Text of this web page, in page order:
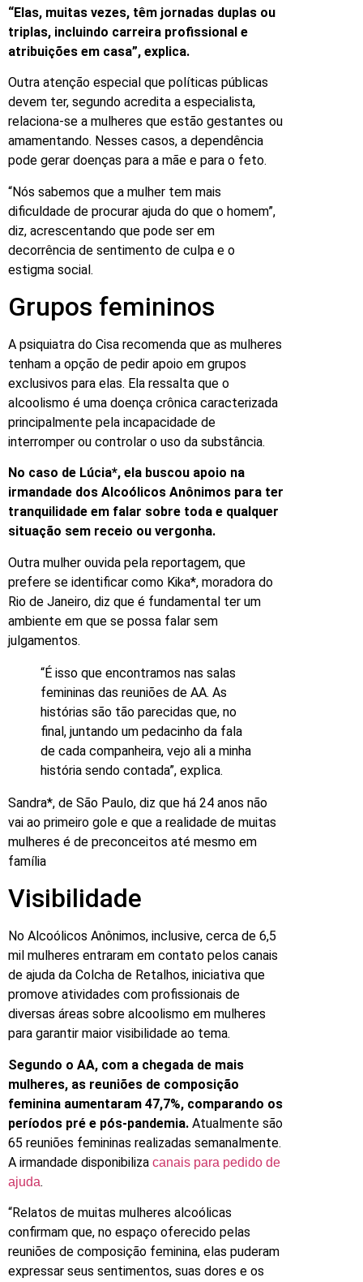
“Elas, muitas vezes, têm jornadas duplas ou
triplas, incluindo carreira profissional e
atribuições em casa”, explica.
Outra atenção especial que políticas públicas
devem ter, segundo acredita a especialista,
relaciona-se a mulheres que estão gestantes ou
amamentando. Nesses casos, a dependência
pode gerar doenças para a mãe e para o feto.
“Nós sabemos que a mulher tem mais
dificuldade de procurar ajuda do que o homem”,
diz, acrescentando que pode ser em
decorrência de sentimento de culpa e o
estigma social.
Grupos femininos
A psiquiatra do Cisa recomenda que as mulheres
tenham a opção de pedir apoio em grupos
exclusivos para elas. Ela ressalta que o
alcoolismo é uma doença crônica caracterizada
principalmente pela incapacidade de
interromper ou controlar o uso da substância.
No caso de Lúcia*, ela buscou apoio na
irmandade dos Alcoólicos Anônimos para ter
tranquilidade em falar sobre toda e qualquer
situação sem receio ou vergonha.
Outra mulher ouvida pela reportagem, que
prefere se identificar como Kika*, moradora do
Rio de Janeiro, diz que é fundamental ter um
ambiente em que se possa falar sem
julgamentos.
“É isso que encontramos nas salas
femininas das reuniões de AA. As
histórias são tão parecidas que, no
final, juntando um pedacinho da fala
de cada companheira, vejo ali a minha
história sendo contada”, explica.
Sandra*, de São Paulo, diz que há 24 anos não
vai ao primeiro gole e que a realidade de muitas
mulheres é de preconceitos até mesmo em
família
Visibilidade
No Alcoólicos Anônimos, inclusive, cerca de 6,5
mil mulheres entraram em contato pelos canais
de ajuda da Colcha de Retalhos, iniciativa que
promove atividades com profissionais de
diversas áreas sobre alcoolismo em mulheres
para garantir maior visibilidade ao tema.
Segundo o AA, com a chegada de mais
mulheres, as reuniões de composição
feminina aumentaram 47,7%, comparando os
períodos pré e pós-pandemia. Atualmente são
65 reuniões femininas realizadas semanalmente.
A irmandade disponibiliza canais para pedido de
ajuda.
“Relatos de muitas mulheres alcoólicas
confirmam que, no espaço oferecido pelas
reuniões de composição feminina, elas puderam
expressar seus sentimentos, suas dores e os